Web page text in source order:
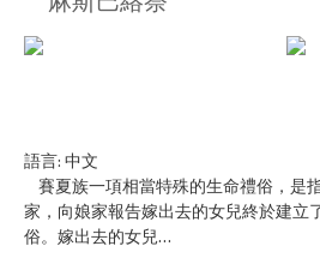
語言: 中文
賽夏族一項相當特殊的生命禮俗，是
家，向娘家報告嫁出去的女兒終於建立
俗。嫁出去的女兒...